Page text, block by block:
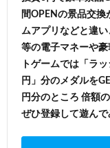
間OPENの景品交
ムアプリなどと違
等の電子マネーや
トゲームでは「ラ
円」分のメダルを
円分のところ 倍額
ぜひ登録して遊んで